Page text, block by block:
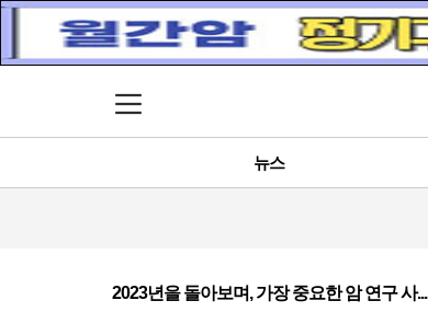
메뉴 열기
뉴스
2023년을 돌아보며, 가장 중요한 암 연구 사...